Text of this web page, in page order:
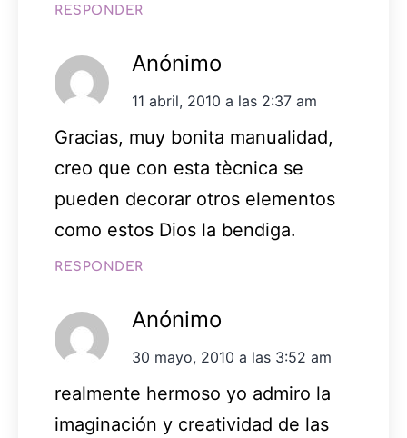
RESPONDER
Anónimo
11 abril, 2010 a las 2:37 am
Gracias, muy bonita manualidad,
creo que con esta tècnica se
pueden decorar otros elementos
como estos Dios la bendiga.
RESPONDER
Anónimo
30 mayo, 2010 a las 3:52 am
realmente hermoso yo admiro la
imaginación y creatividad de las